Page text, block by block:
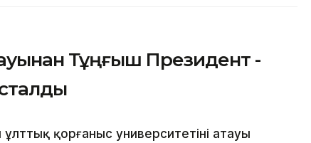
Тұңғыш Президент -
қорғаныс университетінің атауы